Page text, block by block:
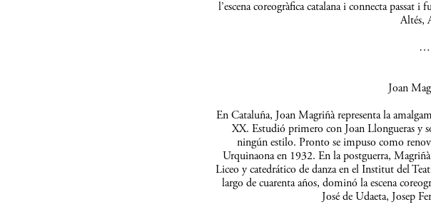
l’escena coreogràfica catalana i connecta passat
Altés,
Joan
En Cataluña, Joan Magriñà representa la
XX. Estudió primero con Joan Llongueras y
ningún estilo. Pronto se impuso como
Urquinaona en 1932. En la postguerra,
Liceo y catedrático de danza en el Institut del
largo de cuarenta años, dominó la escena
José de Udaeta, Josep